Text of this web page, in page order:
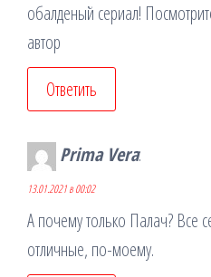
обалденый сериал!
автор
Ответить
Prima Vera:
13.01.2021 в 00:02
А почему только Палач? Все
отличные, по-моему.